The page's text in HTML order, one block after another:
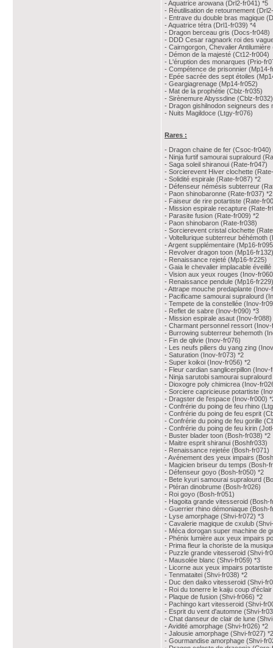
- Aquatrice arowana (Drl2-fr041) *5
- Réutilisation de retournement
- Entrave du double bras magique
- Aquatrice tétra (Drl1-fr039) *4
- Dragon berceau gris (Docs-fr048)
- DDD Cesar ragnaork roi des
- Cairngorgon, Chevalier
- Démon de la majesté (Ct12-fr004)
- L'éruption des monarques (Prio-
- Compétence de prisonnier (Mp14-
- Epée sacrée des sept étoiles
- Geargiagrenage (Mp14-fr052)
- Mat de la prophétie (Cblz-fr035)
- Sirènemure Abyssdine (Cblz-fr032)
- Dragon gishilnodon seigneurs des
- Nuits Magildoce (Ltgy-fr076)
Rares :
- Dragon chaine de fer (Csoc-fr040)
- Ninja furtif samourai supralourd
- Saga soleil shiranoui (Rate-fr047)
- Sorcierevent Hiver clochette
- Solidité espirale (Rate-fr087) *2
- Défenseur némésis subterreur
- Paon shinobaronne (Rate-fr037) *2
- Faiseur de rire potartiste (Rate-
- Mission espirale recapture (Rate-
- Parasite fusion (Rate-fr009) *2
- Paon shinobaron (Rate-fr038)
- Sorcierevent cristal clochette
- Voltellurique subterreur béhémoth
- Argent supplémentaire (Mp16-
- Revolver dragon toon (Mp16-
- Renaissance rejeté (Mp16-fr225)
- Gaia le chevalier implacable
- Vision aux yeux rouges (Inov-
- Renaissance pendule (Mp16-fr229)
- Attrape mouche predaplante (Inov-
- Pacificame samourai supralourd
- Tempete de la constellée (Inov-
- Reflet de sabre (Inov-fr090) *3
- Mission espirale asaut (Inov-fr088)
- Charmant personnel ressort (Inov-
- Burrowing subterreur behemoth
- Fin de qlivie (Inov-fr076)
- Les neufs piliers du yang zing
- Saturation (Inov-fr073) *2
- Super koikoi (Inov-fr056) *2
- Fleur cardian sanglicerpillon (Inov-
- Ninja sarutobi samourai
- Dioxogre poly chimicrea (Inov-
- Sorciere capricieuse potartiste
- Dragster de l'espace (Inov-fr000)
- Confrérie du poing de feu rhino
- Confrérie du poing de feu esprit
- Confrérie du poing de feu gorille
- Confrérie du poing de feu kirin
- Buster blader toon (Bosh-fr038) *2
- Maitre esprit shiranui (Boshfr033)
- Renaissance rejetée (Bosh-fr071)
- Avénement des yeux impairs
- Magicien briseur du temps (Bosh-
- Défenseur goyo (Bosh-fr050) *2
- Bete kyuri samourai supralourd
- Ptéran dinobrume (Bosh-fr026)
- Roi goyo (Bosh-fr051)
- Hagoita grande vitesseroid (Bosh-
- Guerrier rhino démoniaque (Bosh-
- Lyse amorphage (Shvi-fr072) *3
- Cavalerie magique de cxulub
- Méca dorogan super machine de
- Phénix lumière aux yeux impairs
- Prima fleur la choriste de la
- Puzzle grande vitesseroid (Shvi-
- Mausolée blanc (Shvi-fr059) *3
- Licorne aux yeux impairs
- Tenmataitei (Shvi-fr038) *2
- Duc den daiko vitesseroid (Shvi-
- Roi du tonerre le kaiju coup
- Plaque de fusion (Shvi-fr066) *2
- Pachingo kart vitesseroid (Shvi-
- Esprit du vent d'automne (Shvi-
- Chat danseur de clair de lune
- Avidité amorphage (Shvi-fr026) *2
- Jalousie amorphage (Shvi-fr027) *2
- Gourmandise amorphage (Shvi-